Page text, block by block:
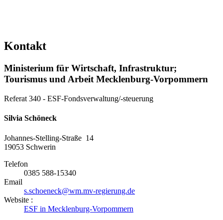
Kontakt
Ministerium für Wirtschaft, Infrastruktur;
Tourismus und Arbeit Mecklenburg-Vorpommern
Referat 340 - ESF-Fondsverwaltung/-steuerung
Silvia Schöneck
Johannes-Stelling-Straße 14
19053 Schwerin
Telefon
0385 588-15340
Email
s.schoeneck@wm.mv-regierung.de
Website :
ESF in Mecklenburg-Vorpommern